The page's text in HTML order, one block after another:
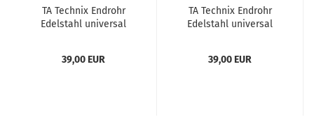
TA Tech­nix End­rohr
Edel­stahl uni­ver­sal
39,00 EUR
TA Tech­nix End­rohr
Edel­stahl uni­ver­sal
39,00 EUR